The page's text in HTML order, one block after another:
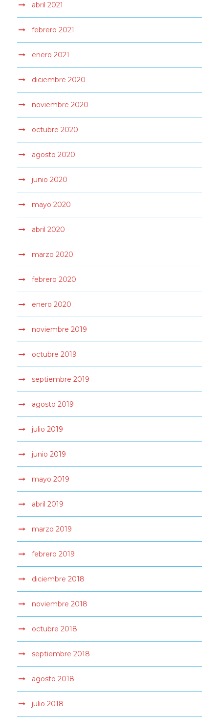
abril 2021
febrero 2021
enero 2021
diciembre 2020
noviembre 2020
octubre 2020
agosto 2020
junio 2020
mayo 2020
abril 2020
marzo 2020
febrero 2020
enero 2020
noviembre 2019
octubre 2019
septiembre 2019
agosto 2019
julio 2019
junio 2019
mayo 2019
abril 2019
marzo 2019
febrero 2019
diciembre 2018
noviembre 2018
octubre 2018
septiembre 2018
agosto 2018
julio 2018